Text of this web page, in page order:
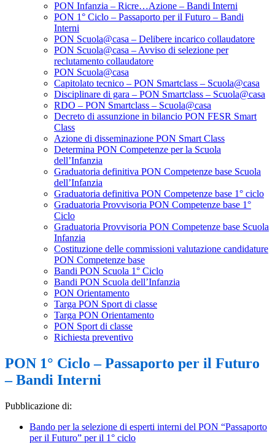
PON Infanzia – Ricre…Azione – Bandi Interni
PON 1° Ciclo – Passaporto per il Futuro – Bandi
Interni
PON Scuola@casa – Delibere incarico collaudatore
PON Scuola@casa – Avviso di selezione per
reclutamento collaudatore
PON Scuola@casa
Capitolato tecnico – PON Smartclass – Scuola@casa
Disciplinare di gara – PON Smartclass – Scuola@casa
RDO – PON Smartclass – Scuola@casa
Decreto di assunzione in bilancio PON FESR Smart
Class
Azione di disseminazione PON Smart Class
Determina PON Competenze per la Scuola
dell’Infanzia
Graduatoria definitiva PON Competenze base Scuola
dell’Infanzia
Graduatoria definitiva PON Competenze base 1° ciclo
Graduatoria Provvisoria PON Competenze base 1°
Ciclo
Graduatoria Provvisoria PON Competenze base Scuola
Infanzia
Costituzione delle commissioni valutazione candidature
PON Competenze base
Bandi PON Scuola 1° Ciclo
Bandi PON Scuola dell’Infanzia
PON Orientamento
Targa PON Sport di classe
Targa PON Orientamento
PON Sport di classe
Richiesta preventivo
PON 1° Ciclo – Passaporto per il Futuro
– Bandi Interni
Pubblicazione di:
Bando per la selezione di esperti interni del PON “Passaporto
per il Futuro” per il 1° ciclo